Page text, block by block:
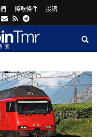
條款條件 投稿
Email
RssTelegram